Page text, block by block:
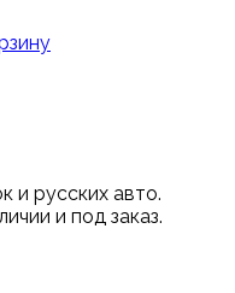
и русских авто.
и под заказ.